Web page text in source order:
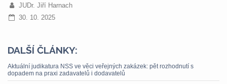
JUDr. Jiří Harnach
30. 10. 2025
DALŠÍ ČLÁNKY:
Aktuální judikatura NSS ve věci veřejných zakázek: pět rozhodnutí s
dopadem na praxi zadavatelů i dodavatelů